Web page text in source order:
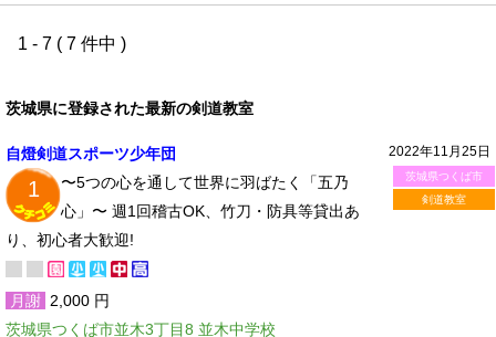
1 - 7 ( 7 件中 )
茨城県に登録された最新の剣道教室
2022年11月25日
茨城県つくば市
剣道教室
自燈剣道スポーツ少年団
1
〜5つの心を通して世界に羽ばたく「五乃
心」​〜 週1回稽古OK、竹刀・防具等貸出あ
り、初心者大歓迎!
月謝 2,000 円
茨城県つくば市並木3丁目8 並木中学校